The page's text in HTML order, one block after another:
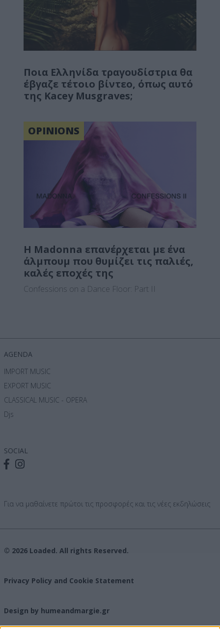
Ποια Ελληνίδα τραγουδίστρια θα
έβγαζε τέτοιο βίντεο, όπως αυτό
της Kacey Musgraves;
OPINIONS
Η Madonna επανέρχεται με ένα
άλμπουμ που θυμίζει τις παλιές,
καλές εποχές της
Confessions on a Dance Floor: Part II
AGENDA
IMPORT MUSIC
EXPORT MUSIC
CLASSICAL MUSIC - OPERA
Djs
SOCIAL
Για να μαθαίνετε πρώτοι τις προσφορές και τις νέες εκδηλώσεις
© 2026 Loaded. All rights Reserved.
Privacy Policy and Cookie Statement
Design by humeandmargie.gr